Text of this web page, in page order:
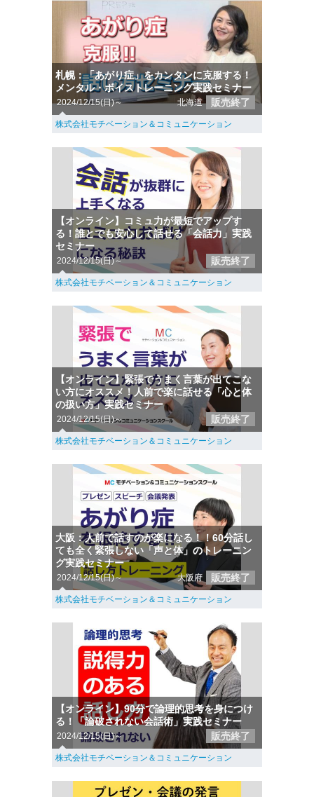
札幌：「あがり症」をカンタンに克服する！
メンタル・ボイストレーニング実践セミナー
2024/12/15(日)～ 北海道 販売終了
株式会社モチベーション＆コミュニケーション
【オンライン】コミュ力が最短でアップす
る！誰とでも安心して話せる「会話力」実践
セミナー
2024/12/15(日)～ 販売終了
株式会社モチベーション＆コミュニケーション
【オンライン】緊張でうまく言葉が出てこな
い方にオススメ！人前で楽に話せる「心と体
の扱い方」実践セミナー
2024/12/15(日)～ 販売終了
株式会社モチベーション＆コミュニケーション
大阪：人前で話すのが楽になる！！60分話し
ても全く緊張しない「声と体」のトレーニン
グ実践セミナー
2024/12/15(日)～ 大阪府 販売終了
株式会社モチベーション＆コミュニケーション
【オンライン】90分で論理的思考を身につけ
る！「論破されない会話術」実践セミナー
2024/12/15(日)～ 販売終了
株式会社モチベーション＆コミュニケーション